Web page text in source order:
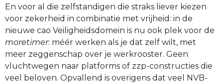
En voor al die zelfstandigen die straks liever kiezen
voor zekerheid in combinatie met vrijheid: in de
nieuwe cao Veiligheidsdomein is nu ook plek voor de
moretimer: méér werken als je dat zelf wilt, met
meer zeggenschap over je werkrooster. Geen
vluchtwegen naar platforms of zzp-constructies die
veel beloven. Opvallend is overigens dat veel NVB-